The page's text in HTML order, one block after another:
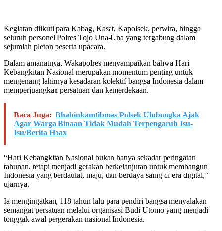
Kegiatan diikuti para Kabag, Kasat, Kapolsek, perwira, hingga
seluruh personel Polres Tojo Una-Una yang tergabung dalam
sejumlah pleton peserta upacara.
Dalam amanatnya, Wakapolres menyampaikan bahwa Hari
Kebangkitan Nasional merupakan momentum penting untuk
mengenang lahirnya kesadaran kolektif bangsa Indonesia dalam
memperjuangkan persatuan dan kemerdekaan.
Baca Juga: Bhabinkamtibmas Polsek Ulubongka Ajak
Agar Warga Binaan Tidak Mudah Terpengaruh Isu-
Isu/Berita Hoax
“Hari Kebangkitan Nasional bukan hanya sekadar peringatan
tahunan, tetapi menjadi gerakan berkelanjutan untuk membangun
Indonesia yang berdaulat, maju, dan berdaya saing di era digital,”
ujarnya.
Ia mengingatkan, 118 tahun lalu para pendiri bangsa menyalakan
semangat persatuan melalui organisasi Budi Utomo yang menjadi
tonggak awal pergerakan nasional Indonesia.